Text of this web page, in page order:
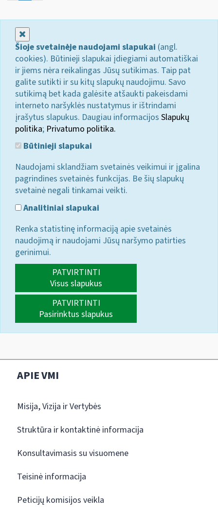
Šioje svetainėje naudojami slapukai (angl.
cookies). Būtinieji slapukai įdiegiami automatiškai
ir jiems nėra reikalingas Jūsų sutikimas. Taip pat
galite sutikti ir su kitų slapukų naudojimu. Savo
sutikimą bet kada galėsite atšaukti pakeisdami
interneto naršyklės nustatymus ir ištrindami
įrašytus slapukus. Daugiau informacijos Slapukų
politika; Privatumo politika.
Būtinieji slapukai
Naudojami sklandžiam svetainės veikimui ir įgalina
pagrindines svetainės funkcijas. Be šių slapukų
svetainė negali tinkamai veikti.
Analitiniai slapukai
Renka statistinę informaciją apie svetainės
naudojimą ir naudojami Jūsų naršymo patirties
gerinimui.
PATVIRTINTI
Visus slapukus
PATVIRTINTI
Pasirinktus slapukus
APIE VMI
Misija, Vizija ir Vertybės
Struktūra ir kontaktinė informacija
Konsultavimasis su visuomene
Teisinė informacija
Peticijų komisijos veikla